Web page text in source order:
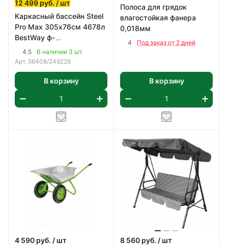
12 499 руб. / шт
Каркасный бассейн Steel
Pro Max 305х76см 4678л
BestWay ф-
насос,картридж 58093
арт 56408
4.5
В наличии 3 шт.
Арт. 56408/249228
В корзину
Полоса для грядок
влагостойкая фанера
0,018мм
4 Под заказ от 2 дней
В корзину
4 590 руб. / шт
8 560 руб. / шт